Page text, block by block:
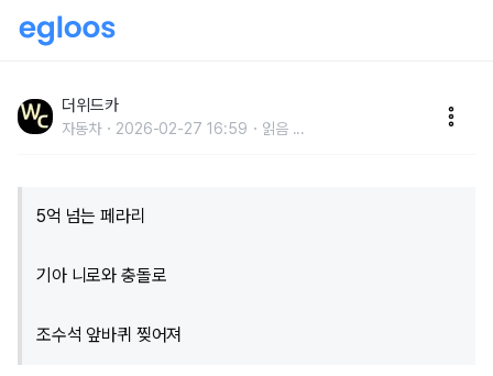
반파된 페라리
더위드카
자동차 2026-02-27 16:59 읽음 ...
5억 넘는 페라리
기아 니로와 충돌로
조수석 앞바퀴 찢어져